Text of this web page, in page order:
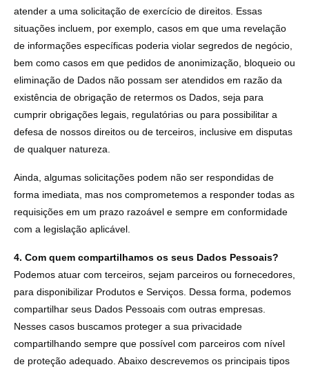
atender a uma solicitação de exercício de direitos. Essas
situações incluem, por exemplo, casos em que uma revelação
de informações específicas poderia violar segredos de negócio,
bem como casos em que pedidos de anonimização, bloqueio ou
eliminação de Dados não possam ser atendidos em razão da
existência de obrigação de retermos os Dados, seja para
cumprir obrigações legais, regulatórias ou para possibilitar a
defesa de nossos direitos ou de terceiros, inclusive em disputas
de qualquer natureza.
Ainda, algumas solicitações podem não ser respondidas de
forma imediata, mas nos comprometemos a responder todas as
requisições em um prazo razoável e sempre em conformidade
com a legislação aplicável.
4. Com quem compartilhamos os seus Dados Pessoais?
Podemos atuar com terceiros, sejam parceiros ou fornecedores,
para disponibilizar Produtos e Serviços. Dessa forma, podemos
compartilhar seus Dados Pessoais com outras empresas.
Nesses casos buscamos proteger a sua privacidade
compartilhando sempre que possível com parceiros com nível
de proteção adequado. Abaixo descrevemos os principais tipos